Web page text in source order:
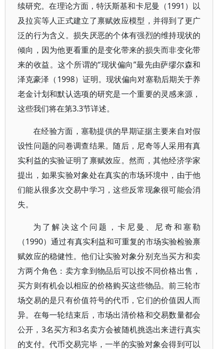
续研究。在理论方面，特沃斯基和卡尼曼（1991）以
及拉宾等人正式建立了禀赋效应模型，并得到了更广
泛的行为含义。损失厌恶的个体有强烈的维持现状的
倾向，因为他更看重的是变化带来的损失而非变化带
来的收益。这个所谓的“现状偏向”最先由萨缪尔森和
泽克豪泽（1998）证明。现状偏向对塞勒后期关于养
老金计划和默认选项的研究是一个重要的灵感来源，
这些我们将在第3.3节详述。
在经验方面，塞勒提供的早期证据主要来自对假
设性问题的问卷调查结果。随后，尼奇等人采用有真
实利益的实验证明了禀赋效应。然而，其他经济学家
提出，如果实验对象处在真实的市场环境中，由于他
们能从很多次交易中学习，这些反常现象很可能会消
失。
为了解决这个问题，卡尼曼、尼奇和塞勒
（1990）通过有真实利益和可重复的市场实验检验禀
赋效应的稳健性。他们让实验对象分别充当买方和卖
方两个角色：卖方拿到物品后可以按不同价格出售，
买方则有机会以相应的价格购买这些物品。前三轮市
场交易的是只有价值符号的代币，它们的价值因人而
异。在每一轮结束后，市场出清价格和交易数量都会
公开，3名买方和3名卖方会被随机挑选出来进行真实
的支付。代币交易完毕，一半的实验对象会得到可以